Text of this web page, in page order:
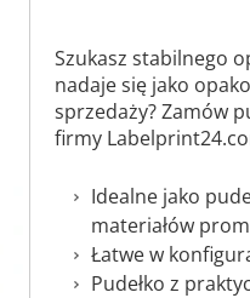
Szukasz stabilnego
nadaje się jako
sprzedaży? Zamów
firmy
Idealne jako
materiałów
Łatwe w
Pudełko z